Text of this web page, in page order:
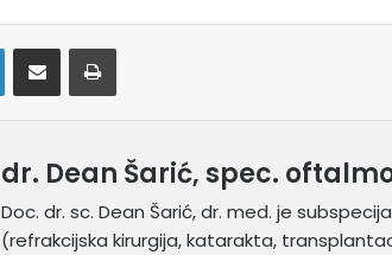
LinkedIn
dr. Dean Šarić, spec.
Doc. dr. sc. Dean Šarić, dr. med. je
(refrakcijska kirurgija, katarakta,